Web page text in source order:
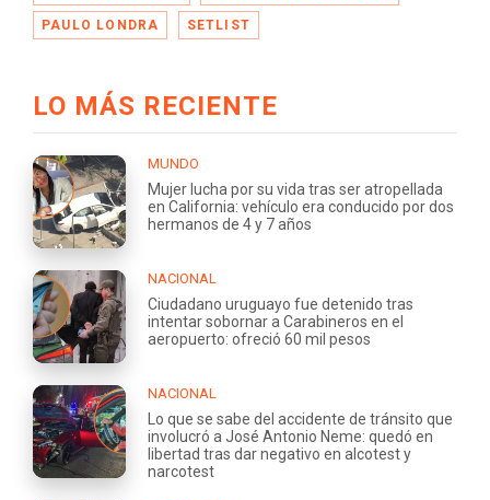
PAULO LONDRA SETLIST
LO MÁS RECIENTE
MUNDO
Mujer lucha por su vida tras ser atropellada
en California: vehículo era conducido por dos
hermanos de 4 y 7 años
NACIONAL
Ciudadano uruguayo fue detenido tras
intentar sobornar a Carabineros en el
aeropuerto: ofreció 60 mil pesos
NACIONAL
Lo que se sabe del accidente de tránsito que
involucró a José Antonio Neme: quedó en
libertad tras dar negativo en alcotest y
narcotest